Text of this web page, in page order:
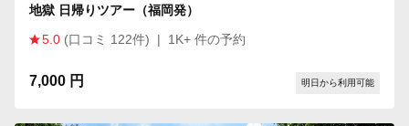
地獄 日帰りツアー（福岡発）
5.0 (口コミ 122件) | 1K+ 件の予約
7,000 円 明日から利用可能